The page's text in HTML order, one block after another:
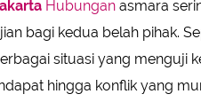
Hubungan asmara
bagi kedua belah pihak.
situasi yang menguji
hingga konflik yang